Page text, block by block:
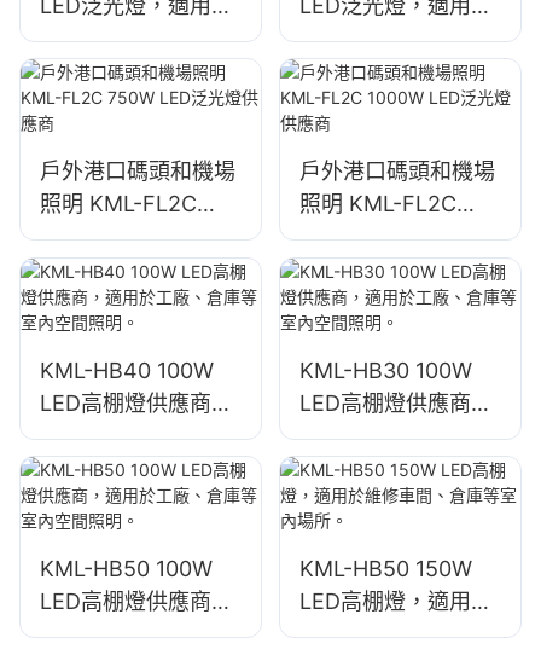
LED泛光燈，適用於
戶外建築立面和建築
工地照明
LED泛光燈，適用於
戶外建築立面和建築
工地照明
戶外港口碼頭和機場
照明 KML-FL2C
750W LED泛光燈供
應商
戶外港口碼頭和機場
照明 KML-FL2C
1000W LED泛光燈
供應商
KML-HB40 100W
LED高棚燈供應商，
適用於工廠、倉庫等
室內空間照明。
KML-HB30 100W
LED高棚燈供應商，
適用於工廠、倉庫等
室內空間照明。
KML-HB50 100W
LED高棚燈供應商，
適用於工廠、倉庫等
KML-HB50 150W
LED高棚燈，適用於
維修車間、倉庫等室